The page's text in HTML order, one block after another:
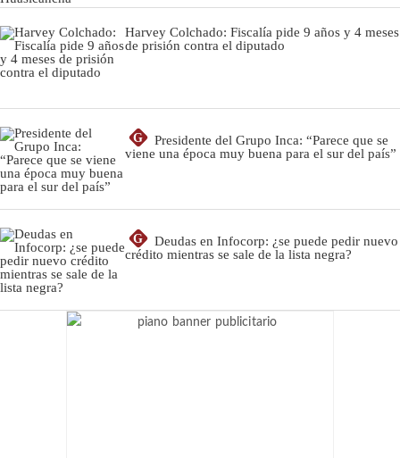
Harvey Colchado: Fiscalía pide 9 años y 4 meses
de prisión contra el diputado
G
Presidente del Grupo Inca: “Parece que se
viene una época muy buena para el sur del país”
G
Deudas en Infocorp: ¿se puede pedir nuevo
crédito mientras se sale de la lista negra?